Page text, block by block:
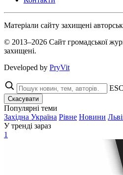
Матеріали сайту захищені
© 2013–2026 Сайт громадської
захищені.
Developed by PryVit
ESC
Скасувати
Популярні теми
Західна Україна Рівне Новини
У тренді зараз
1